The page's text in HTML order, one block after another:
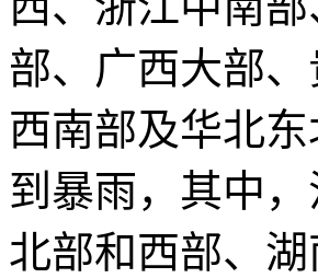
部、广西大部
西南部及华北
到暴雨，其中
北部和西部、